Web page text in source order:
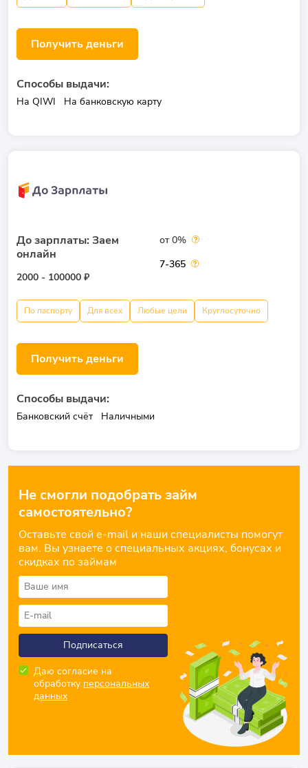
Получить деньги
Способы выдачи:
На QIWI На банковскую карту
До зарплаты: Заем
онлайн
2000 - 100000 ₽
от 0%
7-365
По паспорту Для всех Любые цели Круглосуточно
Получить деньги
Способы выдачи:
Банковский счёт Наличными
Не смогли подобрать займ
самостоятельно?
Оставьте свой e-mail и наши специалисты помогут
вам. Вы узнаете о специальных акциях, бонусах и
скидках по займам
Подписаться
Даю согласие на
обработку персональных
данных